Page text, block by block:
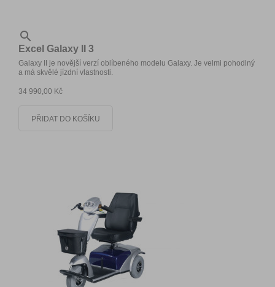

Excel Galaxy II 3
Galaxy II je novější verzí oblíbeného modelu Galaxy. Je velmi pohodlný
a má skvělé jízdní vlastnosti.
34 990,00 Kč
PŘIDAT DO KOŠÍKU